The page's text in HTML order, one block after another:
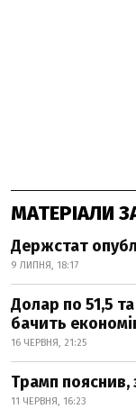
МАТЕРІАЛИ
Держстат
9 ЛИПНЯ, 18:17
Долар по 51,5
бачить
16 ЧЕРВНЯ, 21:25
Трамп
11 ЧЕРВНЯ, 16:23